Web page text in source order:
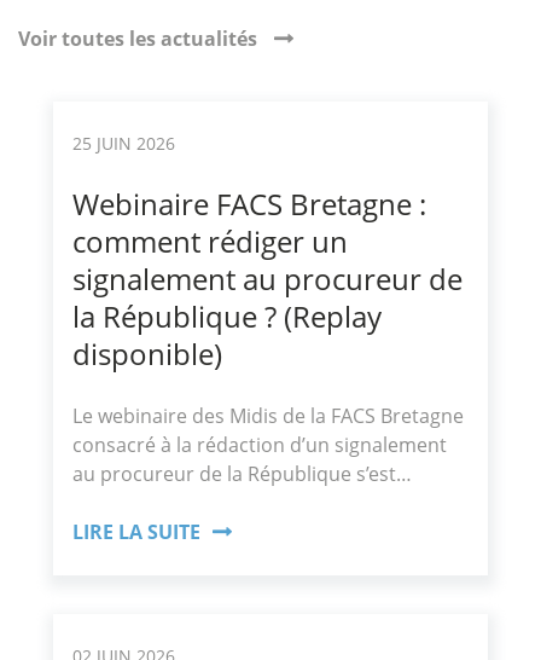
Voir toutes les actualités
25 JUIN 2026
Webinaire FACS Bretagne :
comment rédiger un
signalement au procureur de
la République ? (Replay
disponible)
Le webinaire des Midis de la FACS Bretagne
consacré à la rédaction d’un signalement
au procureur de la République s’est…
LIRE LA SUITE
02 JUIN 2026